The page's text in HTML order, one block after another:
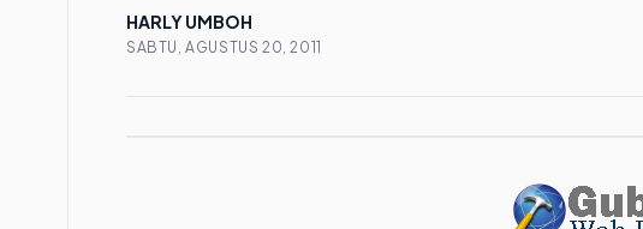
HARLY UMBOH
SABTU, AGUSTUS 20, 2011